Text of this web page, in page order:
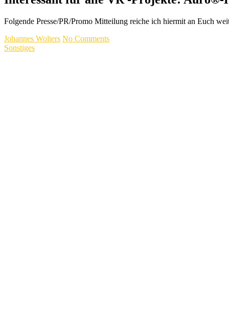
Folgende Presse/PR/Promo Mitteilung reiche ich hiermit an Euch
Johannes Wolters No Comments
Sonstiges